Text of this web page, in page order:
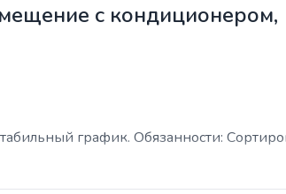
с кондиционером,
график. Обязанности: